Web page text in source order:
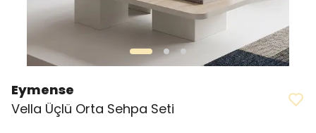
Eymense
Vella Üçlü Orta Sehpa Seti